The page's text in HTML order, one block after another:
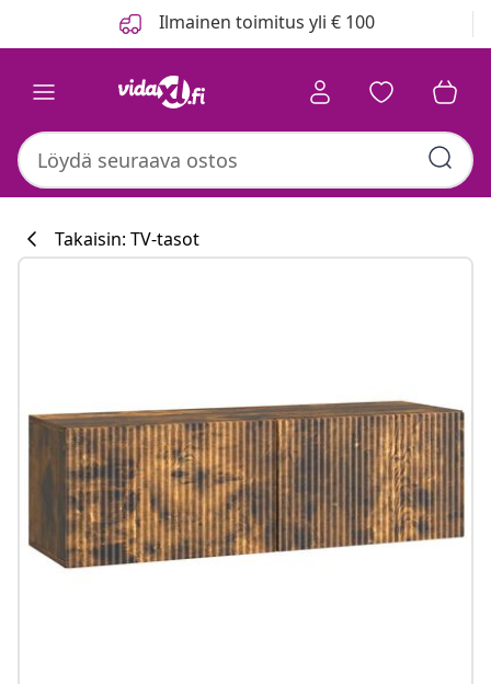
Ilmainen toimitus yli € 100
#sharemevidaxl
Takaisin: TV-tasot